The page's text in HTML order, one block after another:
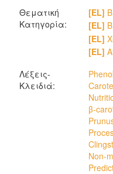
Θεματική
Κατηγορία:
[EL]
[EL]
[EL]
[EL]
Λέξεις-
Κλειδιά:
β-
Non-